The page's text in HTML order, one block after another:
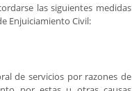
las siguientes medidas
Enjuiciamiento Civil:
de servicios por razones de